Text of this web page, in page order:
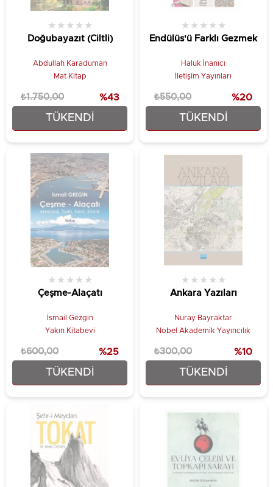
TÜKENDI
Doğubayazıt (Ciltli)
★ ★ ★ ★ ★
Abdullah Karaduman
Mat Kitap
₺990,00
₺1.750,00 %43
TÜKENDI
Endülüs'ü Farklı Gezmek
★ ★ ★ ★ ★
Haluk İnanıcı
İletişim Yayınları
₺440,00
₺550,00 %20
TÜKENDI
Çeşme-Alaçatı
★ ★ ★ ★ ★
İsmail Gezgin
Yakın Kitabevi
₺450,00
₺600,00 %25
TÜKENDI
Ankara Yazıları
★ ★ ★ ★ ★
Nuray Bayraktar
Nobel Akademik Yayıncılık
₺270,00
₺300,00 %10